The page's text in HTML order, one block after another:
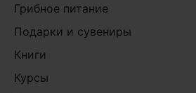
Грибное питание
Подарки и сувениры
Книги
Курсы